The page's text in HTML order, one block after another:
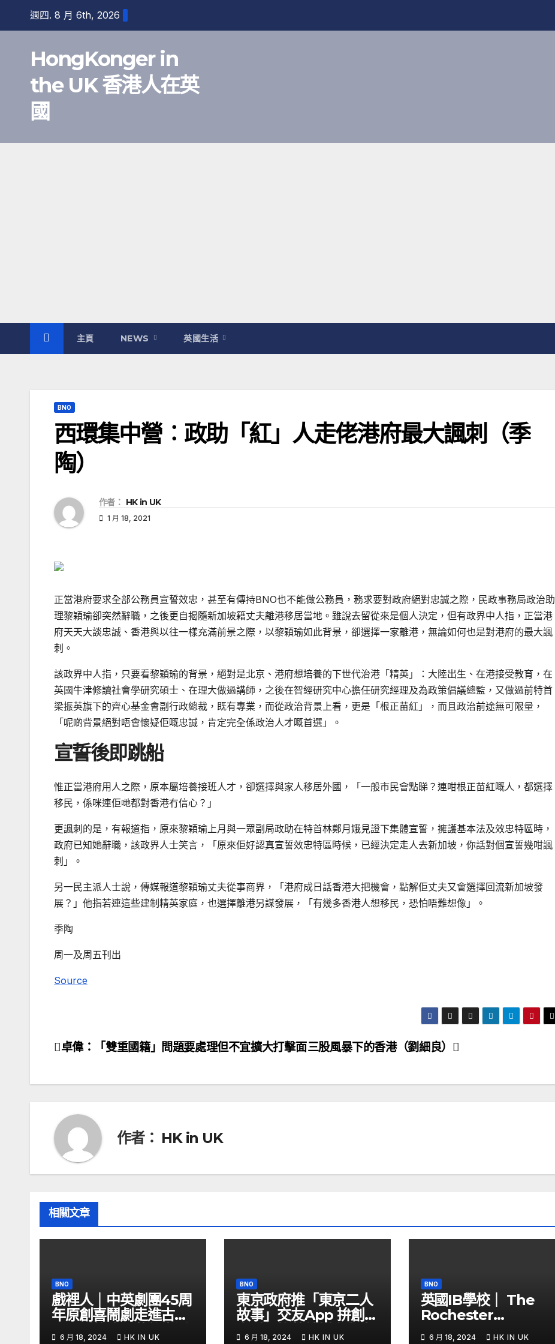
週四. 8 月 6th, 2026
HongKonger in
the UK 香港人在英
國
主頁 NEWS 英國生活
BNO
西環集中營︰政助「紅」人走佬港府最大諷刺（季
陶）
作者： HK in UK
1 月 18, 2021
正當港府要求全部公務員宣誓效忠，甚至有傳持BNO也不能做公務員，務求要對政府絕對忠誠之際，民政事務局政治助
理黎穎瑜卻突然辭職，之後更自揭隨新加坡籍丈夫離港移居當地。雖說去留從來是個人決定，但有政界中人指，正當港
府天天大談忠誠、香港與以往一樣充滿前景之際，以黎穎瑜如此背景，卻選擇一家離港，無論如何也是對港府的最大諷
刺。
該政界中人指，只要看黎穎瑜的背景，絕對是北京、港府想培養的下世代治港「精英」：大陸出生、在港接受教育，在
英國牛津修讀社會學研究碩士、在理大做過講師，之後在智經研究中心擔任研究經理及為政策倡議總監，又做過前特首
梁振英旗下的齊心基金會副行政總裁，既有專業，而從政治背景上看，更是「根正苗紅」，而且政治前途無可限量，
「呢啲背景絕對唔會懷疑佢嘅忠誠，肯定完全係政治人才嘅首選」。
宣誓後即跳船
惟正當港府用人之際，原本屬培養接班人才，卻選擇與家人移居外國，「一般市民會點睇？連咁根正苗紅嘅人，都選擇
移民，係咪連佢哋都對香港冇信心？」
更諷刺的是，有報道指，原來黎穎瑜上月與一眾副局政助在特首林鄭月娥見證下集體宣誓，擁護基本法及效忠特區時，
政府已知她辭職，該政界人士笑言，「原來佢好認真宣誓效忠特區時候，已經決定走人去新加坡，你話對個宣誓幾咁諷
刺」。
另一民主派人士說，傳媒報道黎穎瑜丈夫從事商界，「港府成日話香港大把機會，點解佢丈夫又會選擇回流新加坡發
展？」他指若連這些建制精英家庭，也選擇離港另謀發展，「有幾多香港人想移民，恐怕唔難想像」。
季陶
周一及周五刊出
Source
文
覽
三股風暴下的香港（劉細良）
卓偉：「雙重國籍」問題要處理但不宜擴大打擊面
作者： HK in UK
相關文章
BNO
戲裡人｜中英劇團45周
年原創喜鬧劇走進古怪
又可愛的演員幕後生活
6 月 18, 2024 HK IN UK
BNO
東京政府推「東京二人
故事」交友App 拚創更
多愛侶挽救結婚率與生
6 月 18, 2024 HK IN UK
BNO
英國IB學校｜ The
Rochester
Grammar School IB
6 月 18, 2024 HK IN UK